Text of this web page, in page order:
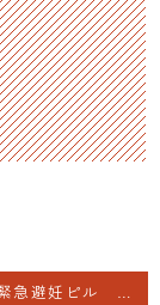
緊急避妊ピル 生理予定日